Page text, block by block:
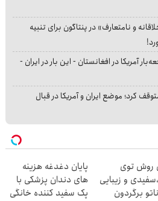
و نامتعارف» در پنتاگون برای تنبیه
آمریکا در افغانستان - این بار در ایران -
کرد؛ موضع ایران و آمریکا در قبال
روش توی
و زیبایی
برگردون
پایان دغدغه هزینه
های دندان پزشکی با
پک سفید کننده خانگی